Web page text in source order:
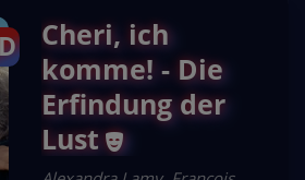
Cheri, ich
komme! - Die
Erfindung der
Lust